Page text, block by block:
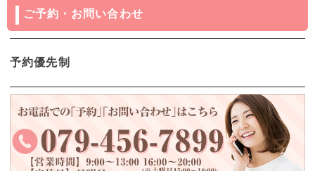
ご予約・お問い合わせ
予約優先制